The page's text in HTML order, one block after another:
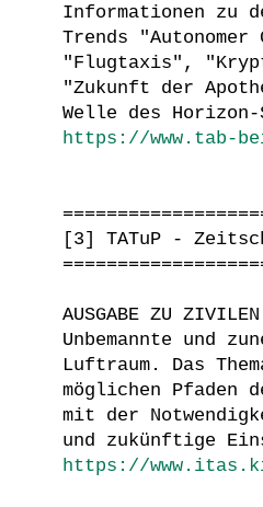
Informationen zu
Trends
"Flugtaxis",
"Zukunft der
Welle des Horizon-
https://www.tab-
[3] TATuP -
AUSGABE ZU ZIVILEN
Unbemannte und
Luftraum. Das
möglichen Pfaden
mit der
und zukünftige
https://